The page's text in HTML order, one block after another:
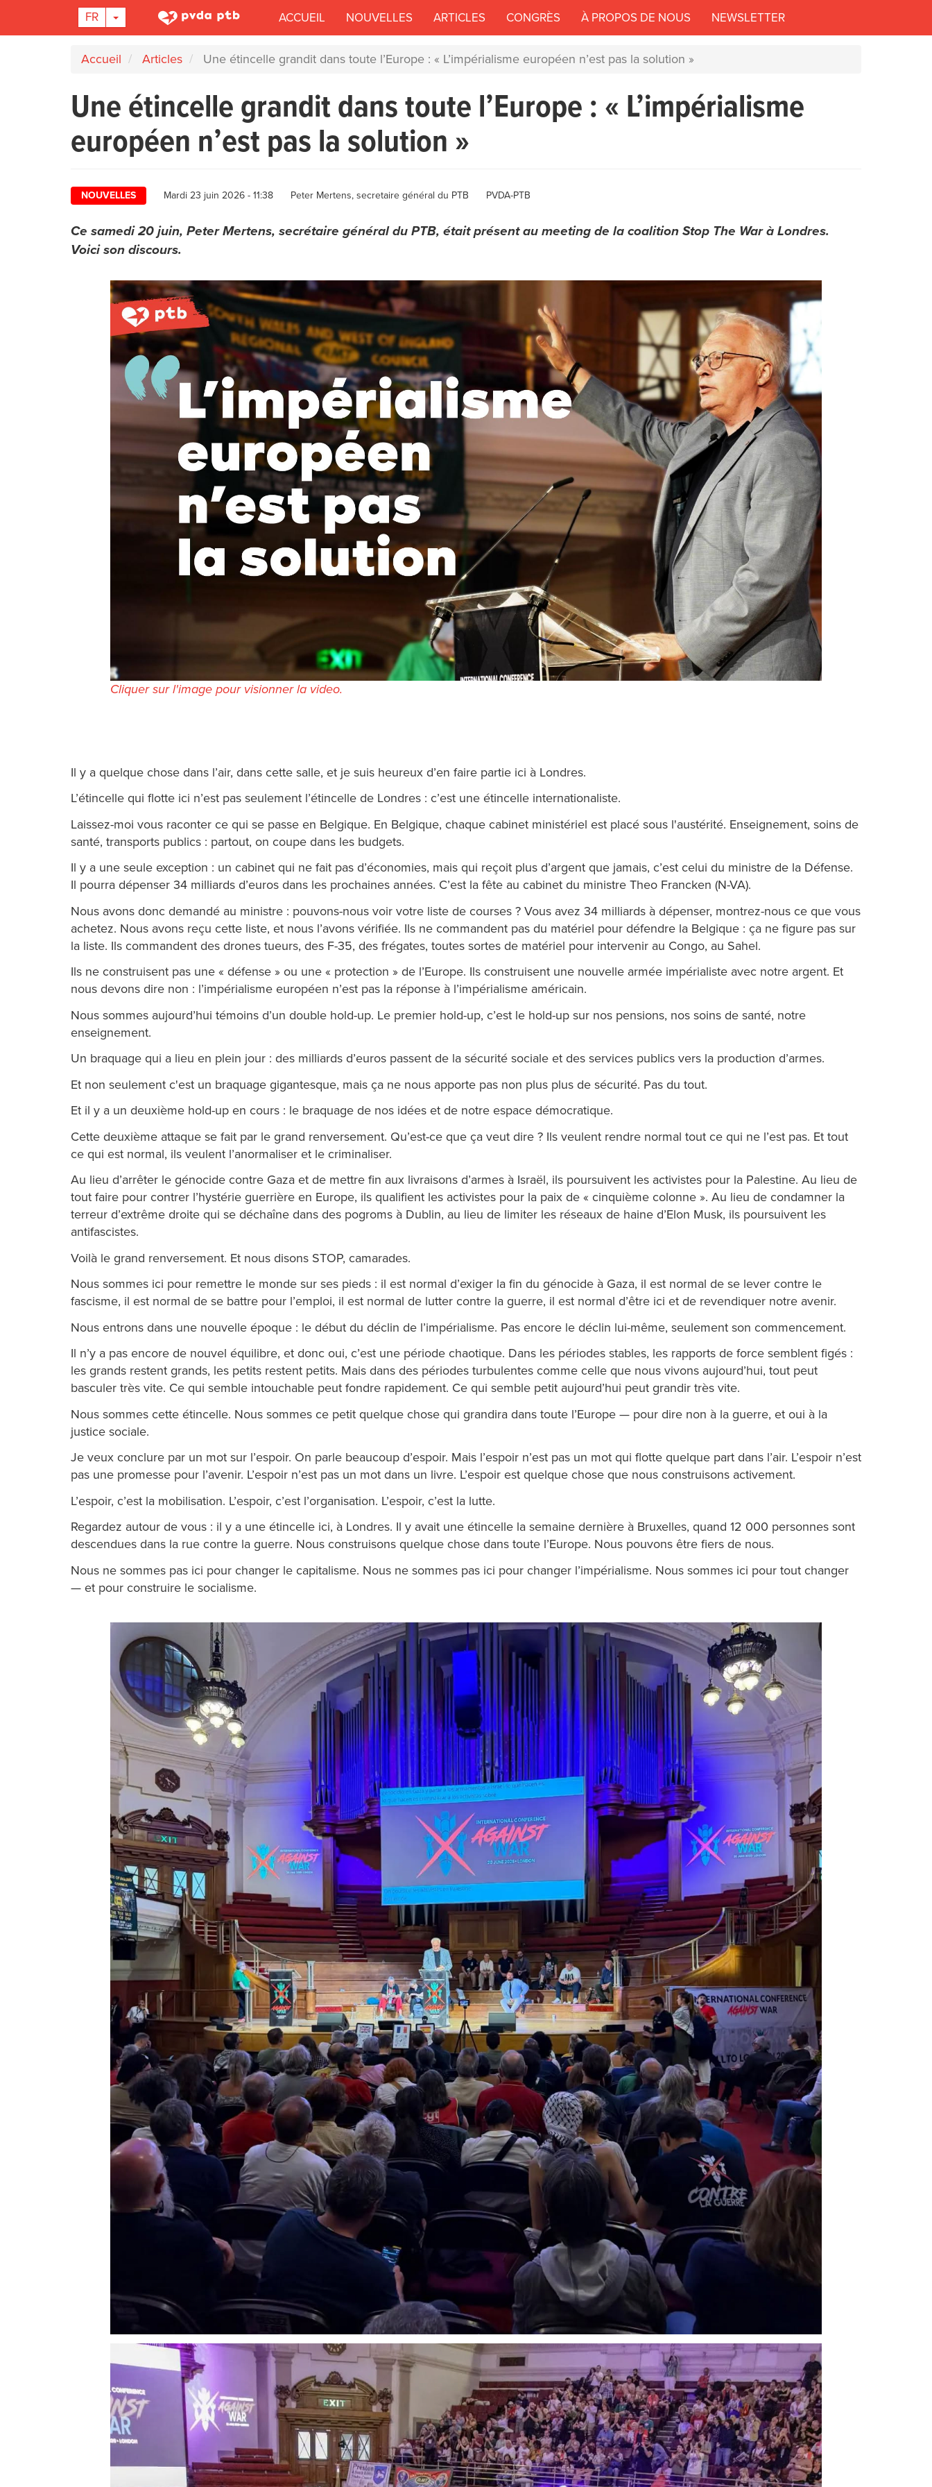
FR TOGGLE DROPDOWN
Main
navigation
ACCUEIL NOUVELLES ARTICLES CONGRÈS À PROPOS DE NOUS NEWSLETTER
Accueil Articles Une étincelle grandit dans toute l’Europe : « L’impérialisme européen n’est pas la solution »
Une étincelle grandit dans toute l’Europe : « L’impérialisme
européen n’est pas la solution »
NOUVELLES Mardi 23 juin 2026 - 11:38 Author
Peter Mertens, secretaire général du PTB PVDA-PTB
Ce samedi 20 juin, Peter Mertens, secrétaire général du PTB, était présent au meeting de la coalition Stop The War à Londres.
Voici son discours.
Cliquer sur l'image pour visionner la video.
Il y a quelque chose dans l’air, dans cette salle, et je suis heureux d’en faire partie ici à Londres.
L’étincelle qui flotte ici n’est pas seulement l’étincelle de Londres : c’est une étincelle internationaliste.
Laissez-moi vous raconter ce qui se passe en Belgique. En Belgique, chaque cabinet ministériel est placé sous l'austérité. Enseignement, soins de
santé, transports publics : partout, on coupe dans les budgets.
Il y a une seule exception : un cabinet qui ne fait pas d’économies, mais qui reçoit plus d’argent que jamais, c’est celui du ministre de la Défense.
Il pourra dépenser 34 milliards d’euros dans les prochaines années. C’est la fête au cabinet du ministre Theo Francken (N-VA).
Nous avons donc demandé au ministre : pouvons-nous voir votre liste de courses ? Vous avez 34 milliards à dépenser, montrez-nous ce que vous
achetez. Nous avons reçu cette liste, et nous l’avons vérifiée. Ils ne commandent pas du matériel pour défendre la Belgique : ça ne figure pas sur
la liste. Ils commandent des drones tueurs, des F-35, des frégates, toutes sortes de matériel pour intervenir au Congo, au Sahel.
Ils ne construisent pas une « défense » ou une « protection » de l’Europe. Ils construisent une nouvelle armée impérialiste avec notre argent. Et
nous devons dire non : l’impérialisme européen n’est pas la réponse à l’impérialisme américain.
Nous sommes aujourd’hui témoins d’un double hold-up. Le premier hold-up, c’est le hold-up sur nos pensions, nos soins de santé, notre
enseignement.
Un braquage qui a lieu en plein jour : des milliards d’euros passent de la sécurité sociale et des services publics vers la production d’armes.
Et non seulement c'est un braquage gigantesque, mais ça ne nous apporte pas non plus plus de sécurité. Pas du tout.
Et il y a un deuxième hold-up en cours : le braquage de nos idées et de notre espace démocratique.
Cette deuxième attaque se fait par le grand renversement. Qu’est-ce que ça veut dire ? Ils veulent rendre normal tout ce qui ne l’est pas. Et tout
ce qui est normal, ils veulent l’anormaliser et le criminaliser.
Au lieu d’arrêter le génocide contre Gaza et de mettre fin aux livraisons d’armes à Israël, ils poursuivent les activistes pour la Palestine. Au lieu de
tout faire pour contrer l’hystérie guerrière en Europe, ils qualifient les activistes pour la paix de « cinquième colonne ». Au lieu de condamner la
terreur d’extrême droite qui se déchaîne dans des pogroms à Dublin, au lieu de limiter les réseaux de haine d’Elon Musk, ils poursuivent les
antifascistes.
Voilà le grand renversement. Et nous disons STOP, camarades.
Nous sommes ici pour remettre le monde sur ses pieds : il est normal d’exiger la fin du génocide à Gaza, il est normal de se lever contre le
fascisme, il est normal de se battre pour l’emploi, il est normal de lutter contre la guerre, il est normal d’être ici et de revendiquer notre avenir.
Nous entrons dans une nouvelle époque : le début du déclin de l’impérialisme. Pas encore le déclin lui-même, seulement son commencement.
Il n’y a pas encore de nouvel équilibre, et donc oui, c’est une période chaotique. Dans les périodes stables, les rapports de force semblent figés :
les grands restent grands, les petits restent petits. Mais dans des périodes turbulentes comme celle que nous vivons aujourd’hui, tout peut
basculer très vite. Ce qui semble intouchable peut fondre rapidement. Ce qui semble petit aujourd’hui peut grandir très vite.
Nous sommes cette étincelle. Nous sommes ce petit quelque chose qui grandira dans toute l’Europe — pour dire non à la guerre, et oui à la
justice sociale.
Je veux conclure par un mot sur l’espoir. On parle beaucoup d’espoir. Mais l’espoir n’est pas un mot qui flotte quelque part dans l’air. L’espoir n’est
pas une promesse pour l’avenir. L’espoir n’est pas un mot dans un livre. L’espoir est quelque chose que nous construisons activement.
L’espoir, c’est la mobilisation. L’espoir, c’est l’organisation. L’espoir, c’est la lutte.
Regardez autour de vous : il y a une étincelle ici, à Londres. Il y avait une étincelle la semaine dernière à Bruxelles, quand 12 000 personnes sont
descendues dans la rue contre la guerre. Nous construisons quelque chose dans toute l’Europe. Nous pouvons être fiers de nous.
Nous ne sommes pas ici pour changer le capitalisme. Nous ne sommes pas ici pour changer l’impérialisme. Nous sommes ici pour tout changer
— et pour construire le socialisme.